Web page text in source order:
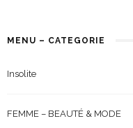
MENU – CATEGORIE
Insolite
FEMME – BEAUTÉ & MODE